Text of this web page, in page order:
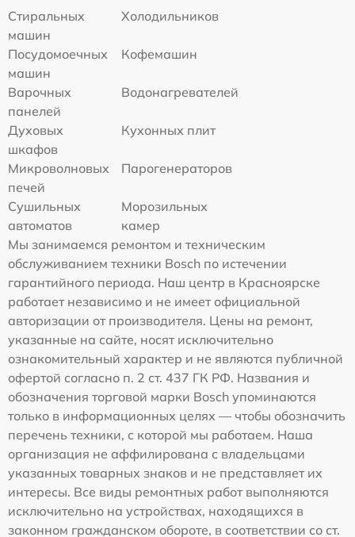
Стиральных
машин
Холодильников
Посудомоечных
машин
Кофемашин
Варочных
панелей
Водонагревателей
Духовых
шкафов
Кухонных плит
Микроволновых
печей
Парогенераторов
Сушильных
автоматов
Морозильных
камер
Мы занимаемся ремонтом и техническим
обслуживанием техники Bosch по истечении
гарантийного периода. Наш центр в Красноярске
работает независимо и не имеет официальной
авторизации от производителя. Цены на ремонт,
указанные на сайте, носят исключительно
ознакомительный характер и не являются публичной
офертой согласно п. 2 ст. 437 ГК РФ. Названия и
обозначения торговой марки Bosch упоминаются
только в информационных целях — чтобы обозначить
перечень техники, с которой мы работаем. Наша
организация не аффилирована с владельцами
указанных товарных знаков и не представляет их
интересы. Все виды ремонтных работ выполняются
исключительно на устройствах, находящихся в
законном гражданском обороте, в соответствии со ст.